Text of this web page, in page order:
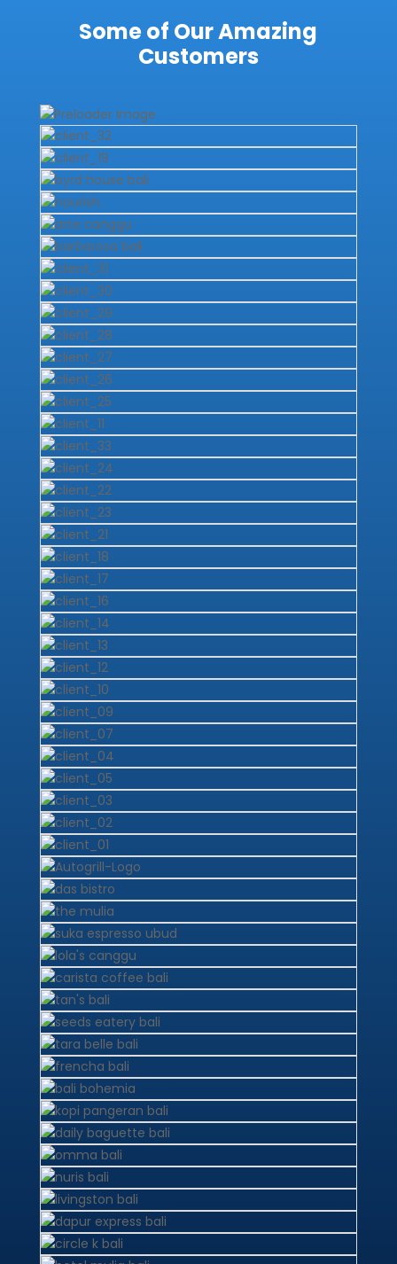
Some of Our Amazing
Customers